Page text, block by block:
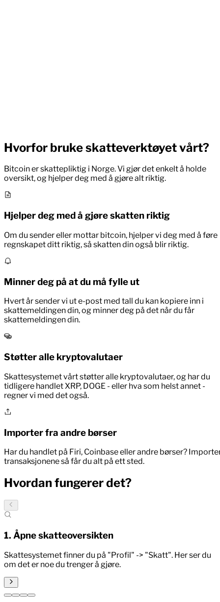
Hvorfor bruke skatteverktøyet vårt?
Bitcoin er skattepliktig i Norge. Vi gjør det enkelt å holde
oversikt, og hjelper deg med å gjøre alt riktig.
Hjelper deg med å gjøre skatten riktig
Om du sender eller mottar bitcoin, hjelper vi deg med å føre
regnskapet ditt riktig, så skatten din også blir riktig.
Minner deg på at du må fylle ut
Hvert år sender vi ut e-post med tall du kan kopiere inn i
skattemeldingen din, og minner deg på det når du får
skattemeldingen din.
Støtter alle kryptovalutaer
Skattesystemet vårt støtter alle kryptovalutaer, og har du
tidligere handlet XRP, DOGE - eller hva som helst annet -
regner vi med det også.
Importer fra andre børser
Har du handlet på Firi, Coinbase eller andre børser?
transaksjonene så får du alt på ett sted.
Hvordan fungerer det?
1. Åpne skatteoversikten
Skattesystemet finner du på "Profil" -> "Skatt". Her ser du
om det er noe du trenger å gjøre.